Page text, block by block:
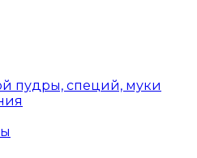
пудры, специй, муки